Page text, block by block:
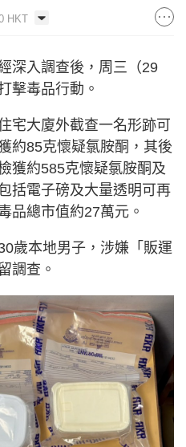
HKT
深入調查後，周三（29
擊毒品行動。
宅大廈外截查一名形跡可
約85克懷疑氯胺酮，其後
獲約585克懷疑氯胺酮及
括電子磅及大量透明可再
品總市值約27萬元。
歲本地男子，涉嫌「販運
調查。